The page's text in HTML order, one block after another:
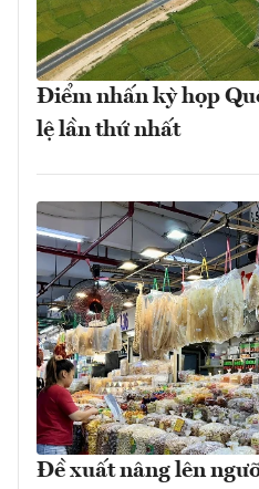
Điểm nhấn kỳ họp
lệ lần thứ nhất
Đề xuất nâng lên